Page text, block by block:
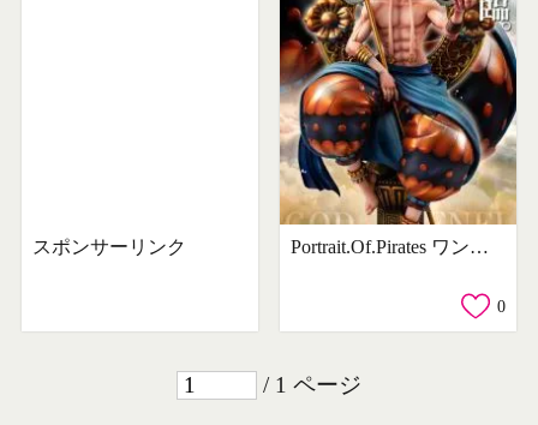
スポンサーリンク Portrait.Of.Pirates ワンピース “NEO-MAXIMUM” “スカイピア唯一神” 神・エネル
0
/ 1 ページ